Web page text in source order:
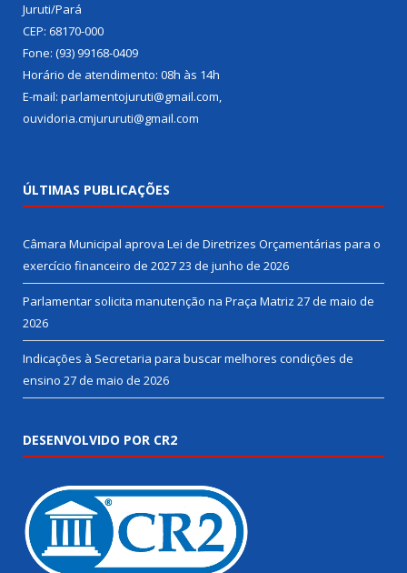
Juruti/Pará
CEP: 68170-000
Fone: (93) 99168-0409
Horário de atendimento: 08h às 14h
E-mail: parlamentojuruti@gmail.com,
ouvidoria.cmjururuti@gmail.com
ÚLTIMAS PUBLICAÇÕES
Câmara Municipal aprova Lei de Diretrizes Orçamentárias para o
exercício financeiro de 202723 de junho de 2026
Parlamentar solicita manutenção na Praça Matriz 27 de maio de
2026
Indicações à Secretaria para buscar melhores condições de
ensino 27 de maio de 2026
DESENVOLVIDO POR CR2